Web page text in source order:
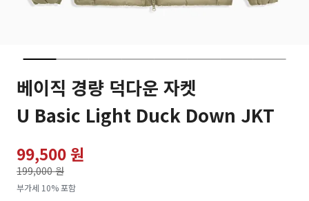
베이직 경량 덕다운 자켓
U Basic Light Duck Down JKT
99,500 원
199,000 원
로
부가세 10% 포함